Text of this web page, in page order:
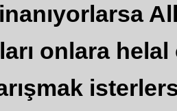
onlara